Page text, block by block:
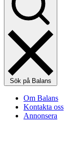
Sök på Balans
Om Balans
Kontakta oss
Annonsera